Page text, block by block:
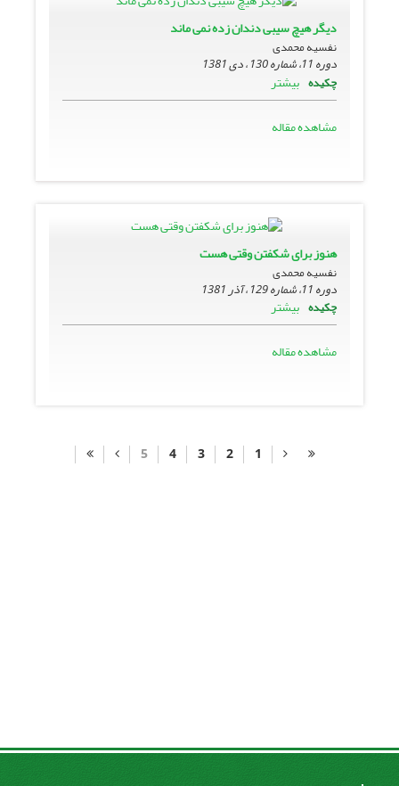
دیگر هیچ سیبى دندان زده نمى ماند
نفسیه محمدی
دوره 11، شماره 130 ، دی 1381
چکیده بیشتر
مشاهده مقاله
هنوز براى شکفتن وقتى هست
نفسیه محمدی
دوره 11، شماره 129 ، آذر 1381
چکیده بیشتر
مشاهده مقاله
1
2
3
4
5